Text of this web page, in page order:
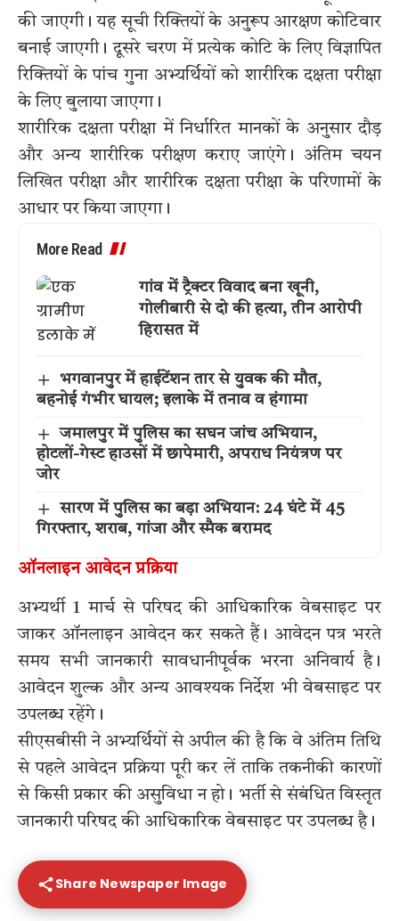
की जाएगी। यह सूची रिक्तियों के अनुरूप आरक्षण कोटिवार
बनाई जाएगी। दूसरे चरण में प्रत्येक कोटि के लिए विज्ञापित
रिक्तियों के पांच गुना अभ्यर्थियों को शारीरिक दक्षता परीक्षा
के लिए बुलाया जाएगा।
शारीरिक दक्षता परीक्षा में निर्धारित मानकों के अनुसार दौड़
और अन्य शारीरिक परीक्षण कराए जाएंगे। अंतिम चयन
लिखित परीक्षा और शारीरिक दक्षता परीक्षा के परिणामों के
आधार पर किया जाएगा।
More Read
गांव में ट्रैक्टर विवाद बना खूनी,
गोलीबारी से दो की हत्या, तीन आरोपी
हिरासत में
भगवानपुर में हाईटेंशन तार से युवक की मौत,
बहनोई गंभीर घायल; इलाके में तनाव व हंगामा
जमालपुर में पुलिस का सघन जांच अभियान,
होटलों-गेस्ट हाउसों में छापेमारी, अपराध नियंत्रण पर
जोर
सारण में पुलिस का बड़ा अभियान: 24 घंटे में 45
गिरफ्तार, शराब, गांजा और स्मैक बरामद
ऑनलाइन आवेदन प्रक्रिया
अभ्यर्थी 1 मार्च से परिषद की आधिकारिक वेबसाइट पर
जाकर ऑनलाइन आवेदन कर सकते हैं। आवेदन पत्र भरते
समय सभी जानकारी सावधानीपूर्वक भरना अनिवार्य है।
आवेदन शुल्क और अन्य आवश्यक निर्देश भी वेबसाइट पर
उपलब्ध रहेंगे।
सीएसबीसी ने अभ्यर्थियों से अपील की है कि वे अंतिम तिथि
से पहले आवेदन प्रक्रिया पूरी कर लें ताकि तकनीकी कारणों
से किसी प्रकार की असुविधा न हो। भर्ती से संबंधित विस्तृत
जानकारी परिषद की आधिकारिक वेबसाइट पर उपलब्ध है।
Share Newspaper Image